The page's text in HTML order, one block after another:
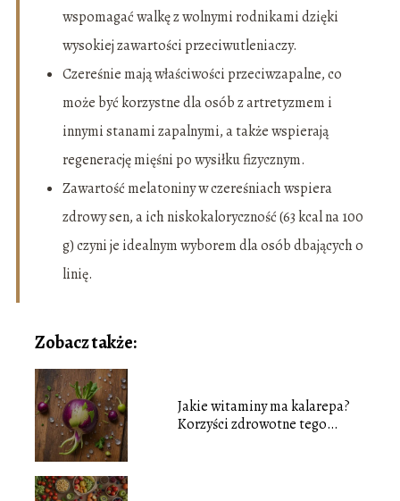
wspomagać walkę z wolnymi rodnikami dzięki
wysokiej zawartości przeciwutleniaczy.
Czereśnie mają właściwości przeciwzapalne, co
może być korzystne dla osób z artretyzmem i
innymi stanami zapalnymi, a także wspierają
regenerację mięśni po wysiłku fizycznym.
Zawartość melatoniny w czereśniach wspiera
zdrowy sen, a ich niskokaloryczność (63 kcal na 100
g) czyni je idealnym wyborem dla osób dbających o
linię.
Zobacz także:
Jakie witaminy ma kalarepa?
Korzyści zdrowotne tego